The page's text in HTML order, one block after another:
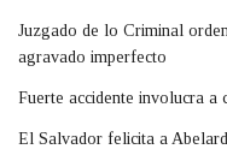
Juzgado de lo Criminal
agravado imperfecto
Fuerte accidente involucra a
El Salvador felicita a